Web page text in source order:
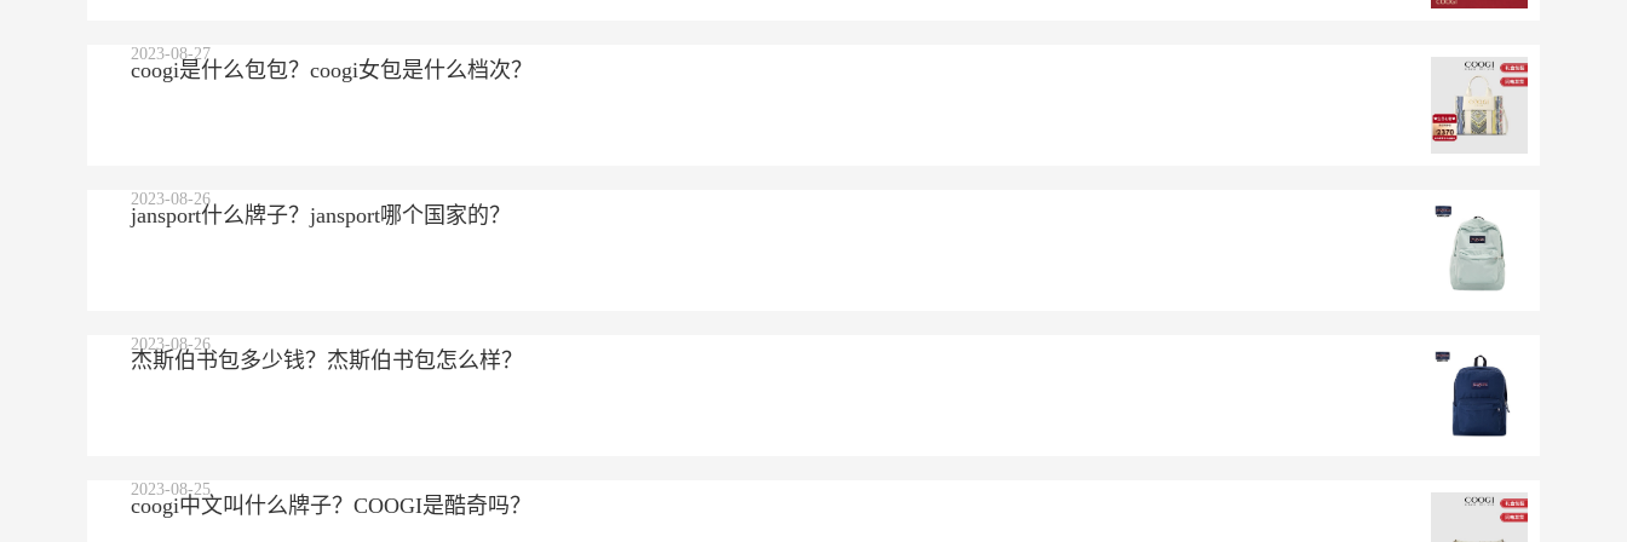
coogi是什么包包？coogi女包是什么档次？
2023-08-27
jansport什么牌子？jansport哪个国家的？
2023-08-26
杰斯伯书包多少钱？杰斯伯书包怎么样？
2023-08-26
coogi中文叫什么牌子？COOGI是酷奇吗？
2023-08-25